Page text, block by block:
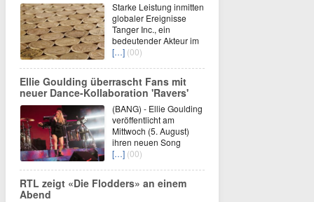
Starke Leistung inmitten
globaler Ereignisse
Tanger Inc., ein
bedeutender Akteur im
[…] (00)
Ellie Goulding überrascht Fans mit
neuer Dance-Kollaboration 'Ravers'
(BANG) - Ellie Goulding
veröffentlicht am
Mittwoch (5. August)
ihren neuen Song
[…] (00)
RTL zeigt «Die Flodders» an einem
Abend